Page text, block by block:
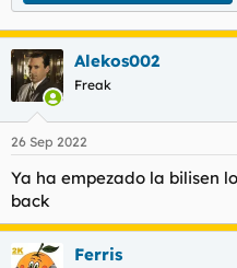
Alekos002
Freak
26 Sep 2022
Ya ha empezado la bilisen
back
Ferris